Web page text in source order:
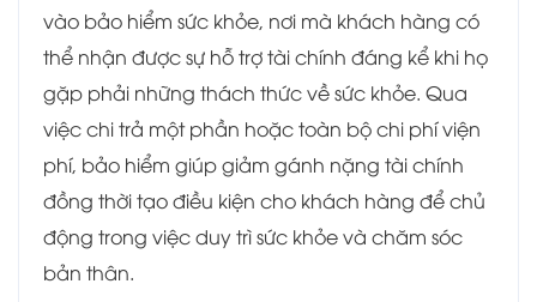
vào bảo hiểm sức khỏe, nơi mà khách hàng có
thể nhận được sự hỗ trợ tài chính đáng kể khi họ
gặp phải những thách thức về sức khỏe. Qua
việc chi trả một phần hoặc toàn bộ chi phí viện
phí, bảo hiểm giúp giảm gánh nặng tài chính
đồng thời tạo điều kiện cho khách hàng để chủ
động trong việc duy trì sức khỏe và chăm sóc
bản thân.